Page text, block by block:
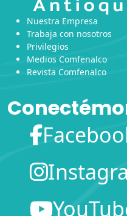
Nuestra Empresa
Trabaja con nosotros
Privilegios
Medios Comfenalco
Revista Comfenalco